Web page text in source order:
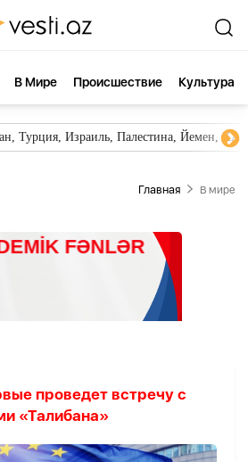
В Мире Происшествие Культура
Турция, Израиль, Палестина, Йемен,
Главная В мире
проведет встречу с
«Талибана»